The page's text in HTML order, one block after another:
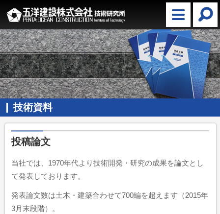
技術資料
投稿論文
当社では、1970年代より技術開発・研究の成果を論文とし
て発表しております。
発表論文数は土木・建築合わせて700編を超えます（2015年
3月末段階）。